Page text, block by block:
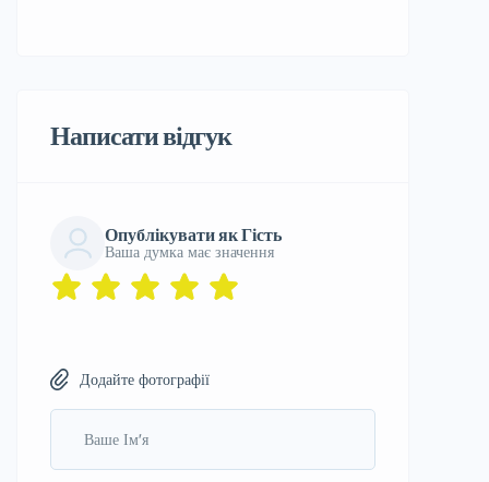
Написати відгук
Опублікувати як Гість
Ваша думка має значення
Додайте фотографії